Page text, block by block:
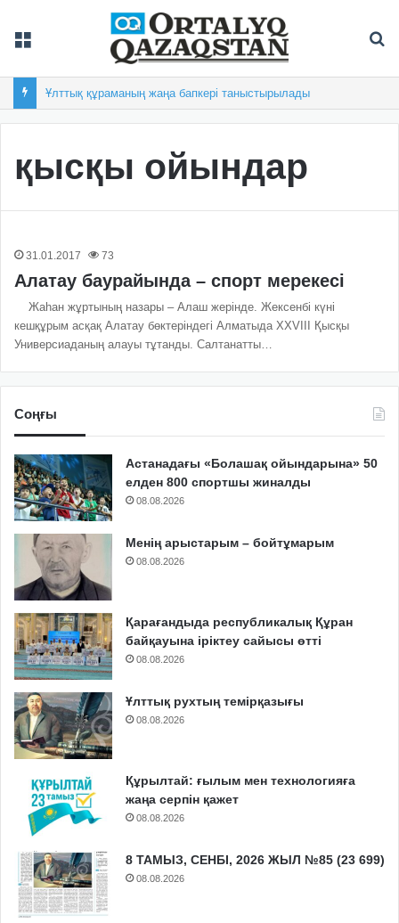
Ұлттық құраманың жаңа бапкері таныстырылады
қысқы ойындар
31.01.2017 73
Алатау баурайында – спорт мерекесі
Жаһан жұртының назары – Алаш жерінде. Жексенбі күні
кешқұрым асқақ Алатау бөктеріндегі Алматыда ХХVІІІ Қысқы
Универсиаданың алауы тұтанды. Салтанатты…
Соңғы
Астанадағы «Болашақ ойындарына» 50
елден 800 спортшы жиналды
08.08.2026
Менің арыстарым – бойтұмарым
08.08.2026
Қарағандыда республикалық Құран
байқауына іріктеу сайысы өтті
08.08.2026
Ұлттық рухтың темірқазығы
08.08.2026
Құрылтай: ғылым мен технологияға
жаңа серпін қажет
08.08.2026
8 ТАМЫЗ, СЕНБІ, 2026 ЖЫЛ №85 (23 699)
08.08.2026